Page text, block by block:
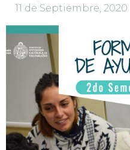
11 de Septiembre, 2020